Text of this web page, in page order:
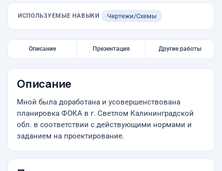
ИСПОЛЬЗУЕМЫЕ НАВЫКИ Чертежи/Схемы
Описание Презентация Другие работы
Описание
Мной была доработана и усовершенствована
планировка ФОКА в г. Светлом Калининградской
обл. в соответствии с действующими нормами и
заданием на проектирование.